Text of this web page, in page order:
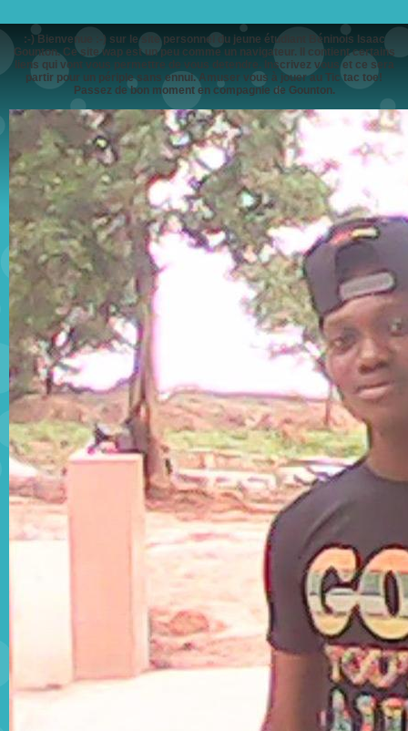
:-) Bienvenue :-) sur le site personnel du jeune étudiant Béninois Isaac
Gounton. Ce site wap est un peu comme un navigateur. Il contient certains
liens qui vont vous permettre de vous detendre. Inscrivez vous et ce sera
partir pour un périple sans ennui. Amuser vous à jouer au Tic tac toe!
Passez de bon moment en compagnie de Gounton.